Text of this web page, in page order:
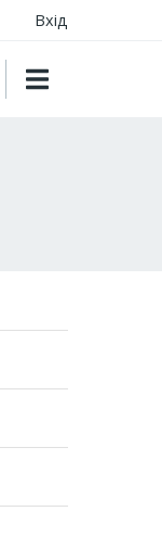
Вхід